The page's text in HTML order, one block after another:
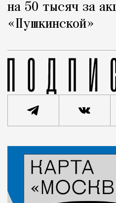
на 50 тысяч за
«Пушкинской»